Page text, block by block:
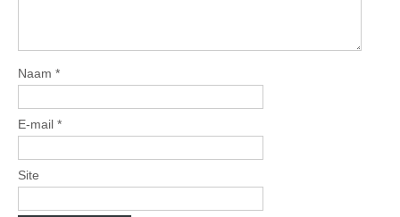
Naam *
E-mail *
Site